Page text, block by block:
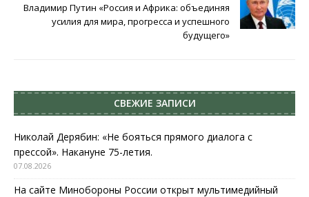
Владимир Путин «Россия и Африка: объединяя
усилия для мира, прогресса и успешного
будущего»
СВЕЖИЕ ЗАПИСИ
Николай Дерябин: «Не бояться прямого диалога с
прессой». Накануне 75-летия.
07.08.2026
На сайте Минобороны России открыт мультимедийный